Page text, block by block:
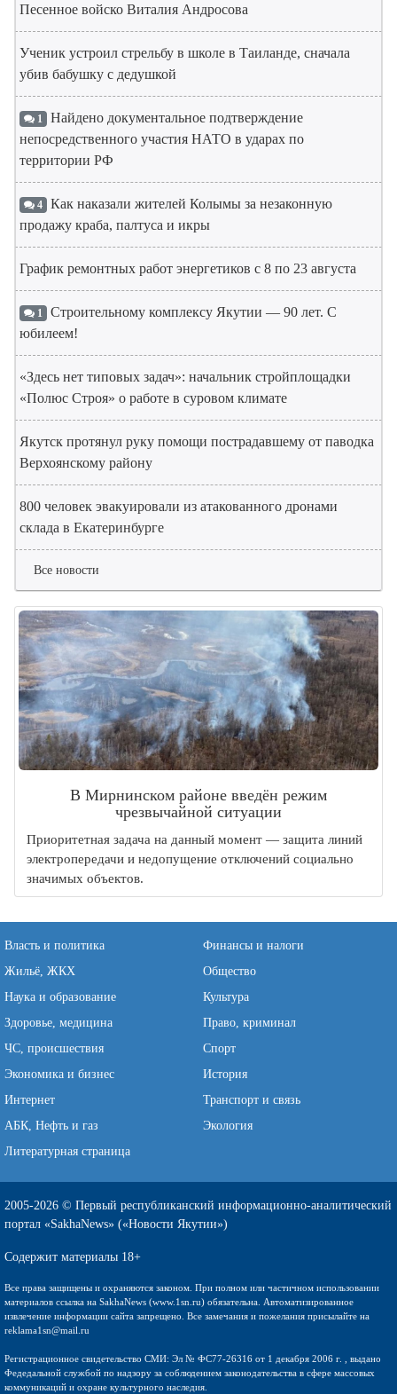
Песенное войско Виталия Андросова
Ученик устроил стрельбу в школе в Таиланде, сначала
убив бабушку с дедушкой
1 Найдено документальное подтверждение
непосредственного участия НАТО в ударах по
территории РФ
4 Как наказали жителей Колымы за незаконную
продажу краба, палтуса и икры
График ремонтных работ энергетиков с 8 по 23 августа
1 Строительному комплексу Якутии — 90 лет. С
юбилеем!
«Здесь нет типовых задач»: начальник стройплощадки
«Полюс Строя» о работе в суровом климате
Якутск протянул руку помощи пострадавшему от паводка
Верхоянскому району
800 человек эвакуировали из атакованного дронами
склада в Екатеринбурге
Все новости
В Мирнинском районе введён режим
чрезвычайной ситуации
Приоритетная задача на данный момент — защита линий
электропередачи и недопущение отключений социально
значимых объектов.
Власть и политика
Финансы и налоги
Жильё, ЖКХ
Общество
Наука и образование
Культура
Здоровье, медицина
Право, криминал
ЧС, происшествия
Спорт
Экономика и бизнес
История
Интернет
Транспорт и связь
АБК, Нефть и газ
Экология
Литературная страница
2005-2026 © Первый республиканский информационно-аналитический
портал «SakhaNews» («Новости Якутии»)
Содержит материалы 18+
Все права защищены и охраняются законом. При полном или частичном использовании
материалов ссылка на SakhaNews (www.1sn.ru) обязательна. Автоматизированное
извлечение информации сайта запрещено. Все замечания и пожелания присылайте на
reklama1sn@mail.ru
Регистрационное свидетельство СМИ: Эл № ФС77-26316 от 1 декабря 2006 г. , выдано
Федедальной службой по надзору за соблюдением законодательства в сфере массовых
коммуникаций и охране культурного наследия.